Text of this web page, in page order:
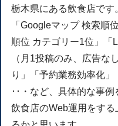
栃木県にある飲食店です
「Googleマップ 検索順
順位 カテゴリー1位」「
（月1投稿のみ、広告な
り」「予約業務効率化」
･･・など、具体的な事例
飲食店のWeb運用をす